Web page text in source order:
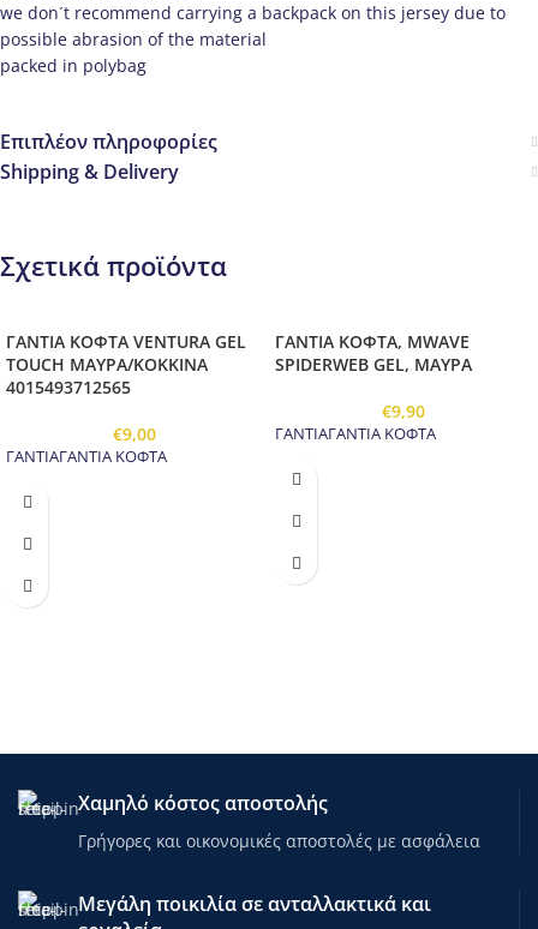
we don´t recommend carrying a backpack on this jersey due to
possible abrasion of the material
packed in polybag
Επιπλέον πληροφορίες
Shipping & Delivery
Σχετικά προϊόντα
ΓΑΝΤΙΑ ΚΟΦΤΑ VENTURA GEL
TOUCH ΜΑΥΡΑ/ΚΟΚΚΙΝΑ
4015493712565
€9,00
ΓΑΝΤΙΑΓΑΝΤΙΑ ΚΟΦΤΑ
ΓΑΝΤΙΑ ΚΟΦΤΑ, MWAVE
SPIDERWEB GEL, ΜΑΥΡΑ
€9,90
ΓΑΝΤΙΑΓΑΝΤΙΑ ΚΟΦΤΑ
Χαμηλό κόστος αποστολής
Γρήγορες και οικονομικές αποστολές με ασφάλεια
Μεγάλη ποικιλία σε ανταλλακτικά και